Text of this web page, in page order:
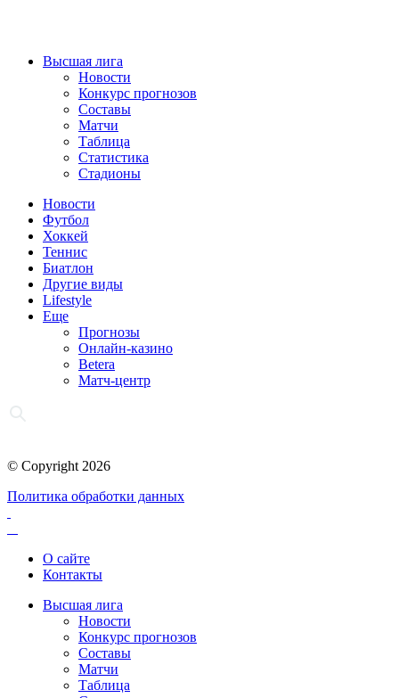
Высшая лига
Новости
Конкурс прогнозов
Составы
Матчи
Таблица
Статистика
Стадионы
Новости
Футбол
Хоккей
Теннис
Биатлон
Другие виды
Lifestyle
Еще
Прогнозы
Онлайн-казино
Betera
Матч-центр
© Copyright 2026
Политика обработки данных
О сайте
Контакты
Высшая лига
Новости
Конкурс прогнозов
Составы
Матчи
Таблица